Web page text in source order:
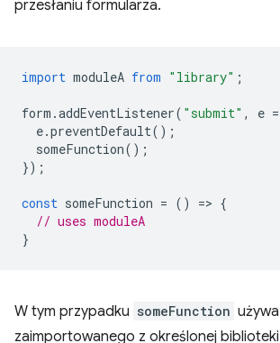
przesłaniu formularza.
import moduleA from "library" ;
form .addEventListener( "submit" , e =
e.preventDefault();
someFunction();
});
const someFunction = () => {
// uses moduleA
}
W tym przypadku someFunction
zaimportowanego z określonej